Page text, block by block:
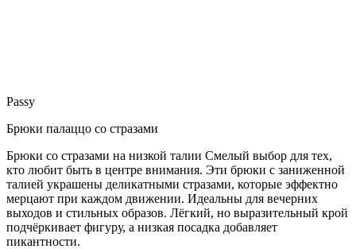
Passy
Брюки палаццо со стразами
Брюки со стразами на низкой талии Смелый выбор для тех,
кто любит быть в центре внимания. Эти брюки с заниженной
талией украшены деликатными стразами, которые эффектно
мерцают при каждом движении. Идеальны для вечерних
выходов и стильных образов. Лёгкий, но выразительный крой
подчёркивает фигуру, а низкая посадка добавляет
пикантности.